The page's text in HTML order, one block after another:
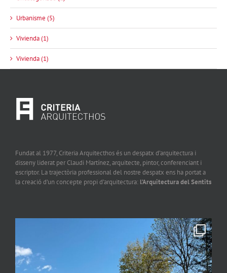
Urbanisme (5)
Vivienda (1)
Vivienda (1)
Fundat al 1977, Criteria Arquitecthos és un despatx d’arquitectura i
disseny liderat per Claudi Martínez, arquitecte, pintor, conferenciant i
escriptor. La trajectòria professional del nostre despatx ens ha portat a
la creació d’un concepte propi d’arquitectura: l’Arquitectura del Sentits